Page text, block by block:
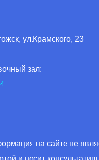
ул.Крамского, 23
зал:
на сайте не